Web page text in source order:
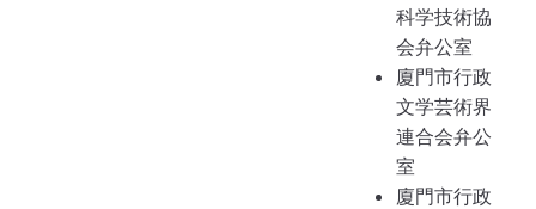
科学技術協
会弁公室
廈門市行政
文学芸術界
連合会弁公
室
廈門市行政